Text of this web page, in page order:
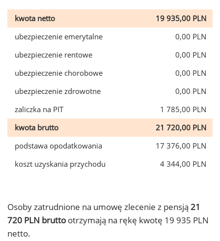
kwota netto
19 935,00 PLN
ubezpieczenie emerytalne
0,00 PLN
ubezpieczenie rentowe
0,00 PLN
ubezpieczenie chorobowe
0,00 PLN
ubezpieczenie zdrowotne
0,00 PLN
zaliczka na PIT
1 785,00 PLN
kwota brutto
21 720,00 PLN
podstawa opodatkowania
17 376,00 PLN
koszt uzyskania przychodu
4 344,00 PLN
Osoby zatrudnione na umowę zlecenie z pensją 21
720 PLN brutto otrzymają na rękę kwotę 19 935 PLN
netto.